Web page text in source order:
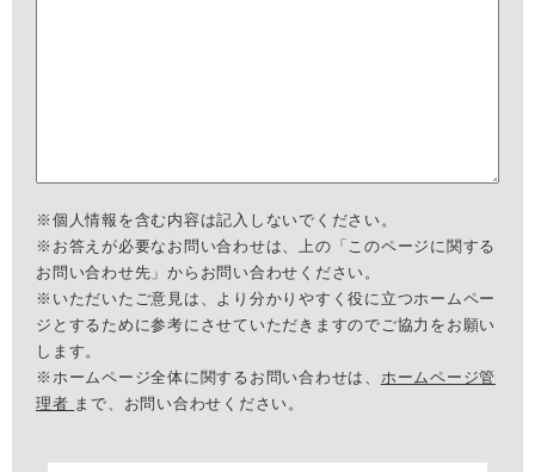
※個人情報を含む内容は記入しないでください。
※お答えが必要なお問い合わせは、上の「このページに関する
お問い合わせ先」からお問い合わせください。
※いただいたご意見は、より分かりやすく役に立つホームペー
ジとするために参考にさせていただきますのでご協力をお願い
します。
※ホームページ全体に関するお問い合わせは、 ホームページ管
理者 まで、お問い合わせください。